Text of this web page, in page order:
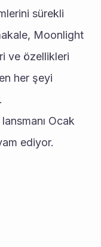
sürekli
Moonlight
ve özellikleri
her şeyi
Ocak
ediyor.